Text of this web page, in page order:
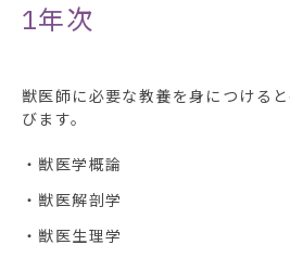
1年次
獣医師に必要な教養を身につける
びます。
・獣医学概論
・獣医解剖学
・獣医生理学